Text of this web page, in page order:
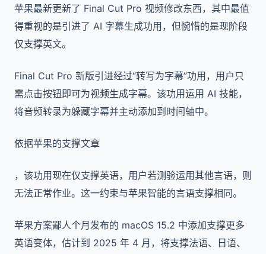
苹果最新更新了 Final Cut Pro 视频修改东西，其中最值
得重视的是引进了 AI 字幕生成功用，但惋惜的是现阶段
仅支撑英文。
Final Cut Pro 新版引进经过“转写为字幕”功用，用户只
需点击按钮即可为视频生成字幕。该功用运用 AI 技能，
将音频转录为躲藏字幕并主动添加到时间轴中。
依据苹果的支撑文章
，该功用现在仅支撑英语，用户若测验运用其他言语，则
无法正常作业。这一约束与苹果智能的言语支撑相同。
苹果方案鄙人个月发布的 macOS 15.2 中添加支撑更多
英语变体，估计到 2025 年 4 月，将支撑法语、日语、